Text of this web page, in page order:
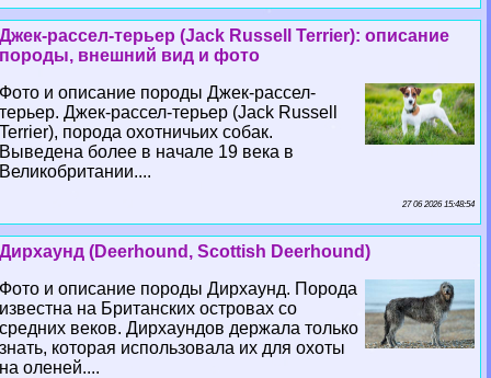
Джек-рассел-терьер (Jack Russell Terrier): описание
породы, внешний вид и фото
Фото и описание породы Джек-рассел-
терьер. Джек-рассел-терьер (Jack Russell
Terrier), порода охотничьих собак.
Выведена более в начале 19 века в
Великобритании....
27 06 2026 15:48:54
Дирхаунд (Deerhound, Scottish Deerhound)
Фото и описание породы Дирхаунд. Порода
известна на Британских островах со
средних веков. Дирхаундов держала только
знать, которая использовала их для охоты
на оленей....